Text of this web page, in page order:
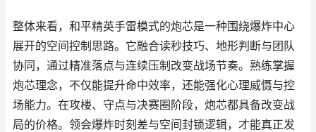
整体来看，和平精英手雷模式的炮芯是一种围绕爆炸中心
展开的空间控制思路。它融合读秒技巧、地形判断与团队
协同，通过精准落点与连续压制改变战场节奏。熟练掌握
炮芯理念，不仅能提升命中效率，还能强化心理威慑与控
场能力。在攻楼、守点与决赛圈阶段，炮芯都具备改变战
局的价格。领会爆炸时刻差与空间封锁逻辑，才能真正发